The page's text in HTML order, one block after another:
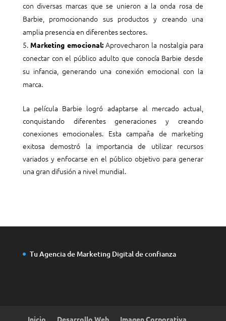
con diversas marcas que se unieron a la onda rosa de
Barbie, promocionando sus productos y creando una
amplia presencia en diferentes sectores.
Marketing emocional:Aprovecharon la nostalgia para
conectar con el público adulto que conocía Barbie desde
su infancia, generando una conexión emocional con la
marca.
La película Barbie logró adaptarse al mercado actual,
conquistando diferentes generaciones y creando
conexiones emocionales. Esta campaña de marketing
exitosa demostró la importancia de utilizar recursos
variados y enfocarse en el público objetivo para generar
una gran difusión a nivel mundial.
Tu Agencia de Marketing Digital de confianza
Inicio Desarrollo Web Imagen Corporativa